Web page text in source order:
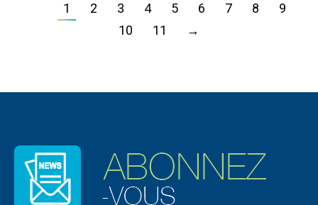
1 2 3 4 5 6 7 8
9
10
11 →